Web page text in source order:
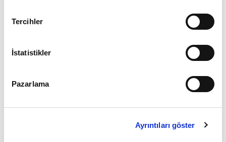
Tercihler
İstatistikler
Pazarlama
Ayrıntıları göster